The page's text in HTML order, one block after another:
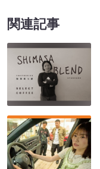
関連記事